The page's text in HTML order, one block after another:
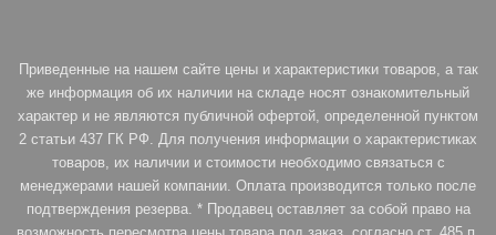
Приведенные на нашем сайте цены и характеристики товаров, а так
же информация об их наличии на складе носят ознакомительный
характер и не являются публичной офертой, определенной пунктом
2 статьи 437 ГК РФ. Для получения информации о характеристиках
товаров, их наличии и стоимости необходимо связаться с
менеджерами нашей компании. Оплата производится только после
подтверждения резерва. * Продавец оставляет за собой право на